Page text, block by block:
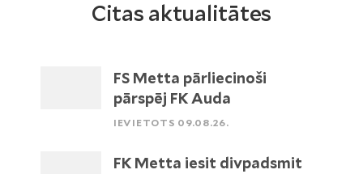
Citas aktualitātes
FS Metta pārliecinoši
pārspēj FK Auda
IEVIETOTS 09.08.26.
FK Metta iesit divpadsmit